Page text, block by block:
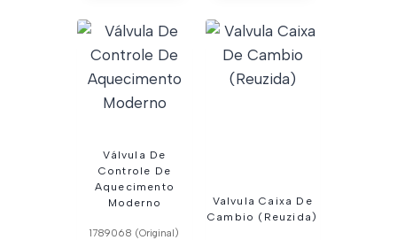
Válvula De
Controle De
Aquecimento
Moderno
1789068 (Original)
Valvula Caixa De
Cambio (Reuzida)